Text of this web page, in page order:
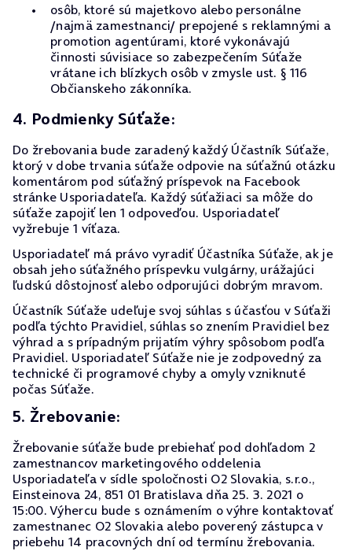
osôb, ktoré sú majetkovo alebo personálne
/najmä zamestnanci/ prepojené s reklamnými a
promotion agentúrami, ktoré vykonávajú
činnosti súvisiace so zabezpečením Súťaže
vrátane ich blízkych osôb v zmysle ust. § 116
Občianskeho zákonníka.
4. Podmienky Súťaže:
Do žrebovania bude zaradený každý Účastník Súťaže,
ktorý v dobe trvania súťaže odpovie na súťažnú otázku
komentárom pod súťažný príspevok na Facebook
stránke Usporiadateľa. Každý súťažiaci sa môže do
súťaže zapojiť len 1 odpoveďou. Usporiadateľ
vyžrebuje 1 víťaza.
Usporiadateľ má právo vyradiť Účastníka Súťaže, ak je
obsah jeho súťažného príspevku vulgárny, urážajúci
ľudskú dôstojnosť alebo odporujúci dobrým mravom.
Účastník Súťaže udeľuje svoj súhlas s účasťou v Súťaži
podľa týchto Pravidiel, súhlas so znením Pravidiel bez
výhrad a s prípadným prijatím výhry spôsobom podľa
Pravidiel. Usporiadateľ Súťaže nie je zodpovedný za
technické či programové chyby a omyly vzniknuté
počas Súťaže.
5. Žrebovanie:
Žrebovanie súťaže bude prebiehať pod dohľadom 2
zamestnancov marketingového oddelenia
Usporiadateľa v sídle spoločnosti O2 Slovakia, s.r.o.,
Einsteinova 24, 851 01 Bratislava dňa 25. 3. 2021 o
15:00. Výhercu bude s oznámením o výhre kontaktovať
zamestnanec O2 Slovakia alebo poverený zástupca v
priebehu 14 pracovných dní od termínu žrebovania.